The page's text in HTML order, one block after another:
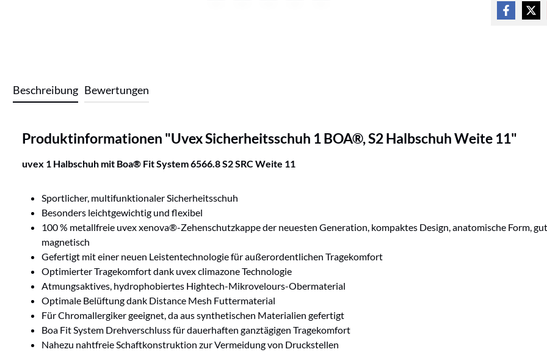
Beschreibung Bewertungen
Produktinformationen "Uvex Sicherheitsschuh 1 BOA®, S2 Halbschuh Weite 11"
uvex 1 Halbschuh mit Boa® Fit System6566.8 S2 SRC Weite 11
Sportlicher, multifunktionaler Sicherheitsschuh
Besonders leichtgewichtig und flexibel
100 % metallfreie uvex xenova®-Zehenschutzkappe der neuesten Generation, kompaktes Design, anatomische Form,
magnetisch
Gefertigt mit einer neuen Leistentechnologie für außerordentlichen Tragekomfort
Optimierter Tragekomfort dank uvex climazone Technologie
Atmungsaktives, hydrophobiertes Hightech-Mikrovelours-Obermaterial
Optimale Belüftung dank Distance Mesh Futtermaterial
Für Chromallergiker geeignet, da aus synthetischen Materialien gefertigt
Boa Fit System Drehverschluss für dauerhaften ganztägigen Tragekomfort
Nahezu nahtfreie Schaftkonstruktion zur Vermeidung von Druckstellen